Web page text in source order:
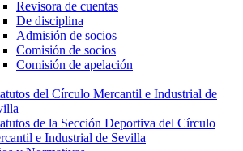
Revisora de cuentas
De disciplina
Admisión de socios
Comisión de socios
Comisión de apelación
del Círculo Mercantil e Industrial de
de la Sección Deportiva del Círculo
e Industrial de Sevilla